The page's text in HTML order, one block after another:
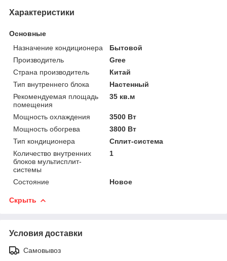
Характеристики
Основные
Назначение кондиционера
Бытовой
Производитель
Gree
Страна производитель
Китай
Тип внутреннего блока
Настенный
Рекомендуемая площадь
помещения
35 кв.м
Мощность охлаждения
3500 Вт
Мощность обогрева
3800 Вт
Тип кондиционера
Сплит-система
Количество внутренних
блоков мультисплит-
системы
1
Состояние Новое
Скрыть
Условия доставки
Самовывоз